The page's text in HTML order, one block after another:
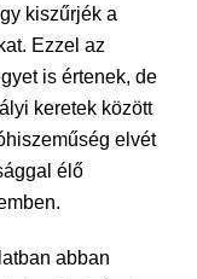
kiszűrjék a
Ezzel az
is értenek, de
keretek között
elvét
élő
abban